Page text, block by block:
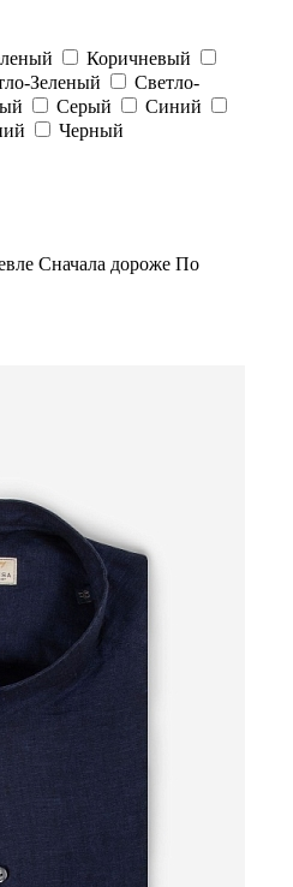
Коричневый
Зеленый
Светло-
Серый
Синий
Черный
Сначала дороже По